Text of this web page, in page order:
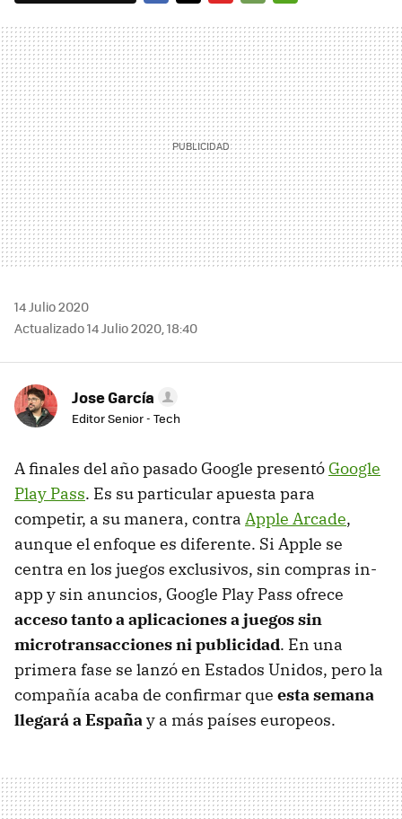
MAIL
14 Julio 2020
Actualizado 14 Julio 2020, 18:40
Jose García
Editor Senior - Tech
A finales del año pasado Google presentó Google
Play Pass. Es su particular apuesta para
competir, a su manera, contra Apple Arcade,
aunque el enfoque es diferente. Si Apple se
centra en los juegos exclusivos, sin compras in-
app y sin anuncios, Google Play Pass ofrece
acceso tanto a aplicaciones a juegos sin
microtransacciones ni publicidad. En una
primera fase se lanzó en Estados Unidos, pero la
compañía acaba de confirmar que esta semana
llegará a Españay a más países europeos.